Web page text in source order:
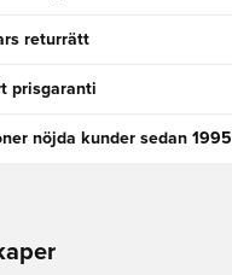
returrätt
prisgaranti
nöjda kunder sedan 1995